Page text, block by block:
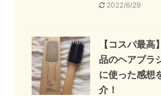
2022/6/29
【コスパ最高
品のヘアブラ
に使った感想
介！